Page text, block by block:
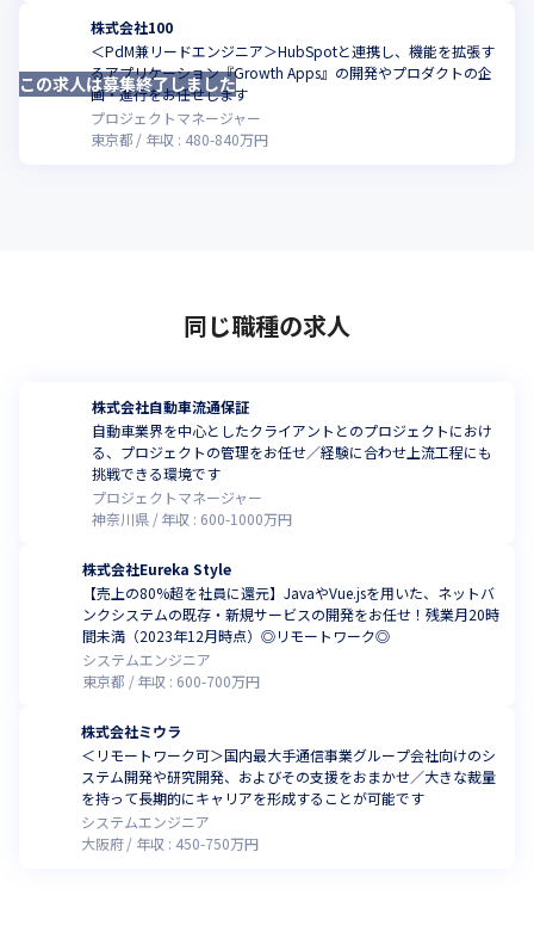
株式会社100
＜PdM兼リードエンジニア＞HubSpotと連携し、機能を拡張す
るアプリケーション『Growth Apps』の開発やプロダクトの企
画・進行をお任せします
プロジェクトマネージャー
東京都
年収 : 480-840万円
この求人は募集終了しました
同じ職種の求人
株式会社自動車流通保証
自動車業界を中心としたクライアントとのプロジェクトにおけ
る、プロジェクトの管理をお任せ／経験に合わせ上流工程にも
挑戦できる環境です
プロジェクトマネージャー
神奈川県
年収 : 600-1000万円
株式会社Eureka Style
【売上の80%超を社員に還元】JavaやVue.jsを用いた、ネットバ
ンクシステムの既存・新規サービスの開発をお任せ！残業月20時
間未満（2023年12月時点）◎リモートワーク◎
システムエンジニア
東京都
年収 : 600-700万円
株式会社ミウラ
＜リモートワーク可＞国内最大手通信事業グループ会社向けのシ
ステム開発や研究開発、およびその支援をおまかせ／大きな裁量
を持って長期的にキャリアを形成することが可能です
システムエンジニア
大阪府
年収 : 450-750万円